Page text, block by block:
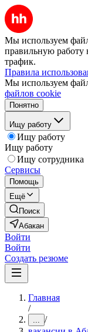
Мы используем
правильную работу
трафик.
Правила
Мы используем
файлов cookie
Понятно
Ищу работу
Ищу работу
Ищу работу
Ищу сотрудника
Сервисы
Помощь
Ещё
Поиск
Абакан
Войти
Войти
Создать резюме
Главная
/
... /